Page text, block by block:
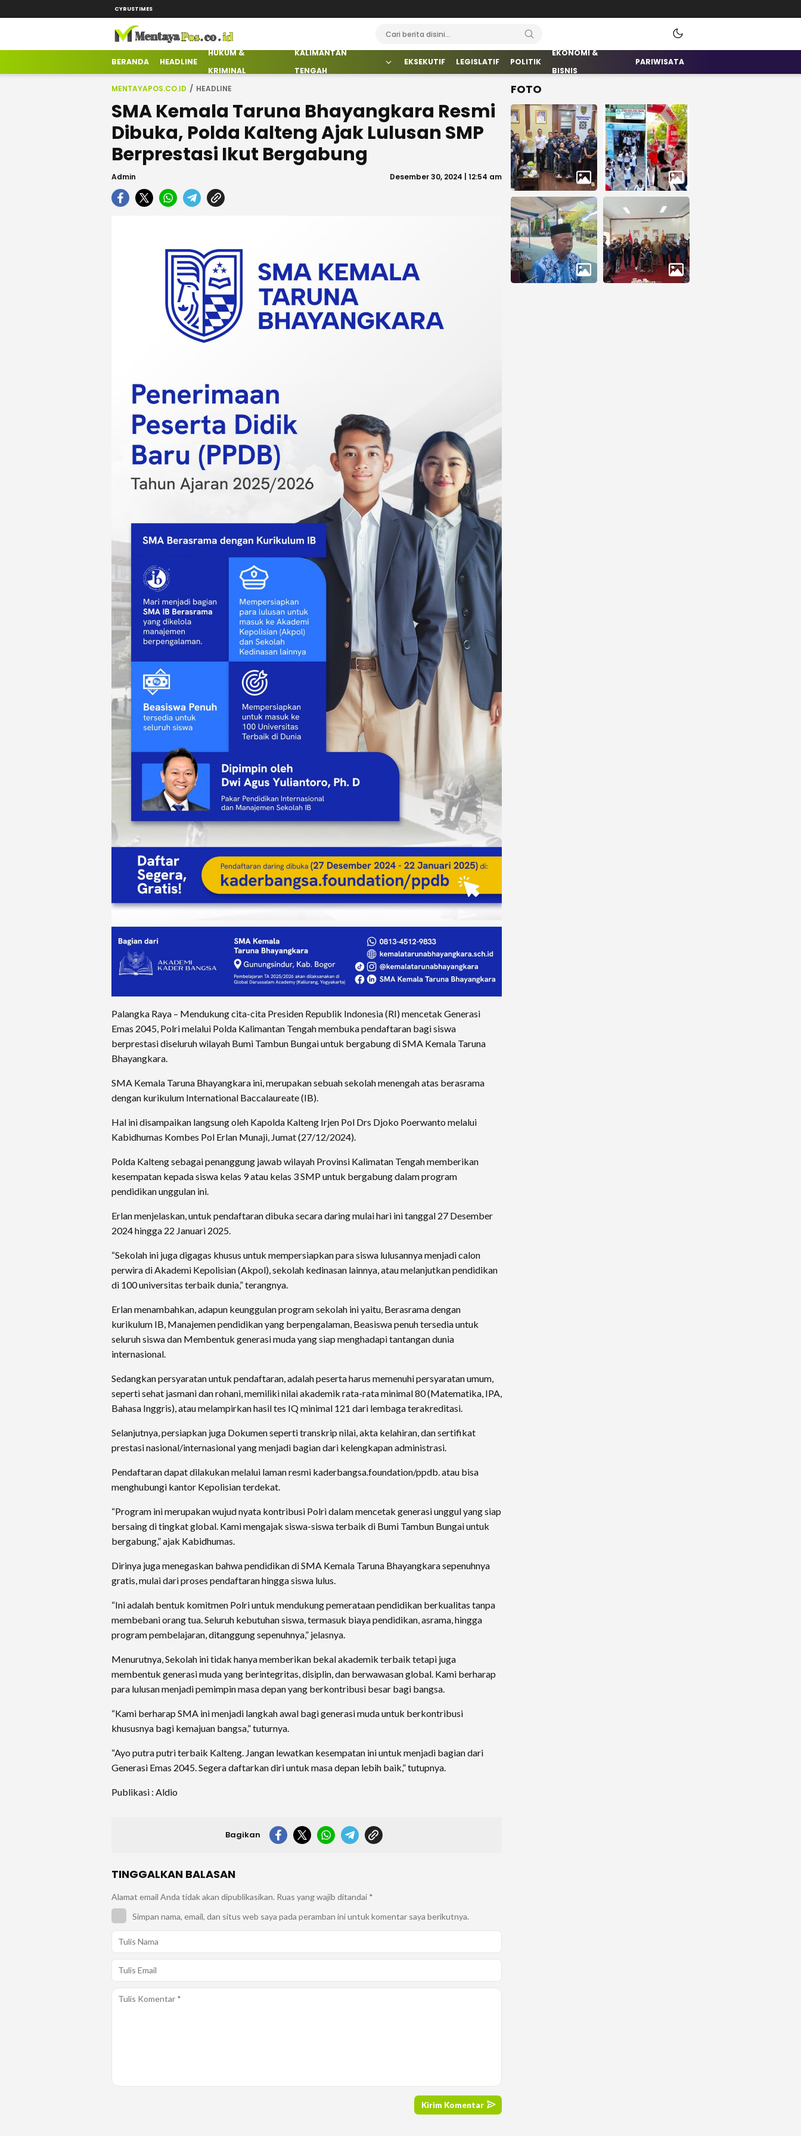
CYRUSTIMES
mentayapos.co.id
Terkini Mengabarkan
BERANDA HEADLINE
HUKUM &
KRIMINAL
KALIMANTAN
TENGAH
EKSEKUTIF LEGISLATIF POLITIK
EKONOMI &
BISNIS
PARIWISATA
MENTAYAPOS.CO.ID HEADLINE
SMA Kemala Taruna Bhayangkara Resmi
Dibuka, Polda Kalteng Ajak Lulusan SMP
Berprestasi Ikut Bergabung
Admin Desember 30, 2024 | 12:54 am
Palangka Raya – Mendukung cita-cita Presiden Republik Indonesia (RI) mencetak Generasi
Emas 2045, Polri melalui Polda Kalimantan Tengah membuka pendaftaran bagi siswa
berprestasi diseluruh wilayah Bumi Tambun Bungai untuk bergabung di SMA Kemala Taruna
Bhayangkara.
SMA Kemala Taruna Bhayangkara ini, merupakan sebuah sekolah menengah atas berasrama
dengan kurikulum International Baccalaureate (IB).
Hal ini disampaikan langsung oleh Kapolda Kalteng Irjen Pol Drs Djoko Poerwanto melalui
Kabidhumas Kombes Pol Erlan Munaji, Jumat (27/12/2024).
Polda Kalteng sebagai penanggung jawab wilayah Provinsi Kalimatan Tengah memberikan
kesempatan kepada siswa kelas 9 atau kelas 3 SMP untuk bergabung dalam program
pendidikan unggulan ini.
Erlan menjelaskan, untuk pendaftaran dibuka secara daring mulai hari ini tanggal 27 Desember
2024 hingga 22 Januari 2025.
“Sekolah ini juga digagas khusus untuk mempersiapkan para siswa lulusannya menjadi calon
perwira di Akademi Kepolisian (Akpol), sekolah kedinasan lainnya, atau melanjutkan pendidikan
di 100 universitas terbaik dunia,” terangnya.
Erlan menambahkan, adapun keunggulan program sekolah ini yaitu, Berasrama dengan
kurikulum IB, Manajemen pendidikan yang berpengalaman, Beasiswa penuh tersedia untuk
seluruh siswa dan Membentuk generasi muda yang siap menghadapi tantangan dunia
internasional.
Sedangkan persyaratan untuk pendaftaran, adalah peserta harus memenuhi persyaratan umum,
seperti sehat jasmani dan rohani, memiliki nilai akademik rata-rata minimal 80 (Matematika, IPA,
Bahasa Inggris), atau melampirkan hasil tes IQ minimal 121 dari lembaga terakreditasi.
Selanjutnya, persiapkan juga Dokumen seperti transkrip nilai, akta kelahiran, dan sertifikat
prestasi nasional/internasional yang menjadi bagian dari kelengkapan administrasi.
Pendaftaran dapat dilakukan melalui laman resmi kaderbangsa.foundation/ppdb. atau bisa
menghubungi kantor Kepolisian terdekat.
“Program ini merupakan wujud nyata kontribusi Polri dalam mencetak generasi unggul yang siap
bersaing di tingkat global. Kami mengajak siswa-siswa terbaik di Bumi Tambun Bungai untuk
bergabung,” ajak Kabidhumas.
Dirinya juga menegaskan bahwa pendidikan di SMA Kemala Taruna Bhayangkara sepenuhnya
gratis, mulai dari proses pendaftaran hingga siswa lulus.
“Ini adalah bentuk komitmen Polri untuk mendukung pemerataan pendidikan berkualitas tanpa
membebani orang tua. Seluruh kebutuhan siswa, termasuk biaya pendidikan, asrama, hingga
program pembelajaran, ditanggung sepenuhnya,” jelasnya.
Menurutnya, Sekolah ini tidak hanya memberikan bekal akademik terbaik tetapi juga
membentuk generasi muda yang berintegritas, disiplin, dan berwawasan global. Kami berharap
para lulusan menjadi pemimpin masa depan yang berkontribusi besar bagi bangsa.
“Kami berharap SMA ini menjadi langkah awal bagi generasi muda untuk berkontribusi
khususnya bagi kemajuan bangsa,” tuturnya.
“Ayo putra putri terbaik Kalteng. Jangan lewatkan kesempatan ini untuk menjadi bagian dari
Generasi Emas 2045. Segera daftarkan diri untuk masa depan lebih baik,” tutupnya.
Publikasi : Aldio
Bagikan
TINGGALKAN BALASAN
Alamat email Anda tidak akan dipublikasikan. Ruas yang wajib ditandai *
Simpan nama, email, dan situs web saya pada peramban ini untuk komentar saya berikutnya.
FOTO